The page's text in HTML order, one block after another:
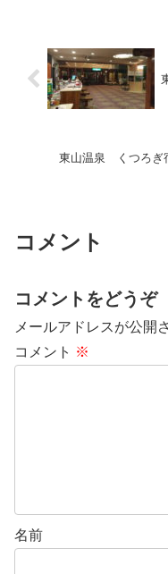
東山温泉 くつろぎ
コメント
コメントをどうぞ
メールアドレスが公開
コメント ※
名前